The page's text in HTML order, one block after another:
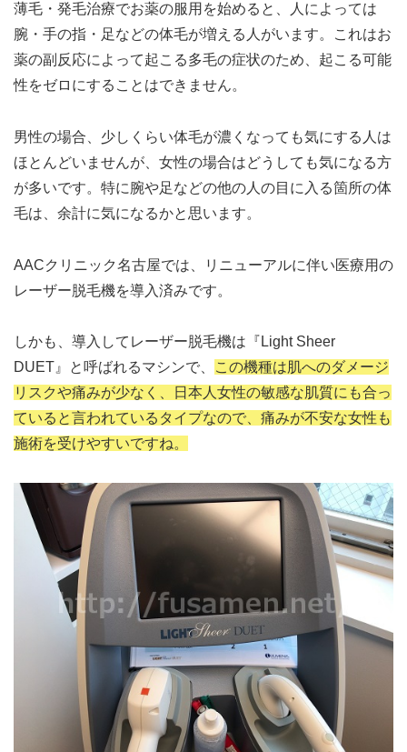
薄毛・発毛治療でお薬の服用を始めると、人によっては
腕・手の指・足などの体毛が増える人がいます。これはお
薬の副反応によって起こる多毛の症状のため、起こる可能
性をゼロにすることはできません。
男性の場合、少しくらい体毛が濃くなっても気にする人は
ほとんどいませんが、女性の場合はどうしても気になる方
が多いです。特に腕や足などの他の人の目に入る箇所の体
毛は、余計に気になるかと思います。
AACクリニック名古屋では、リニューアルに伴い医療用の
レーザー脱毛機を導入済みです。
しかも、導入してレーザー脱毛機は『Light Sheer
DUET』と呼ばれるマシンで、
この機種は肌へのダメージ
リスクや痛みが少なく、日本人女性の敏感な肌質にも合っ
ていると言われているタイプなので、痛みが不安な女性も
施術を受けやすいですね。